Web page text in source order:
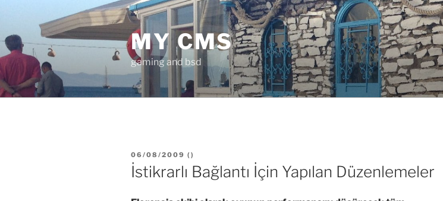
MY CMS
gaming and bsd
YAYIM
TARIHI
06/08/2009 ( )
İstikrarlı Bağlantı İçin Yapılan Düzenlemeler